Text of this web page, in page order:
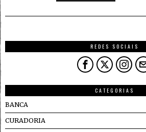
REDES SOCIAIS
CATEGORIAS
BANCA
CURADORIA